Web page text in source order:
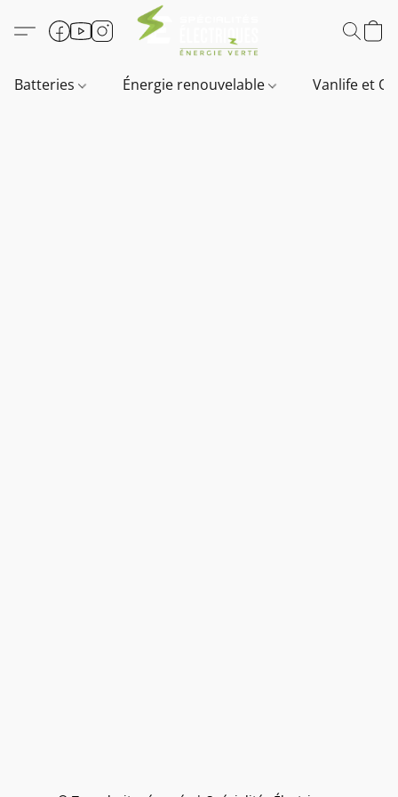
Batteries Énergie renouvelable Vanlife et